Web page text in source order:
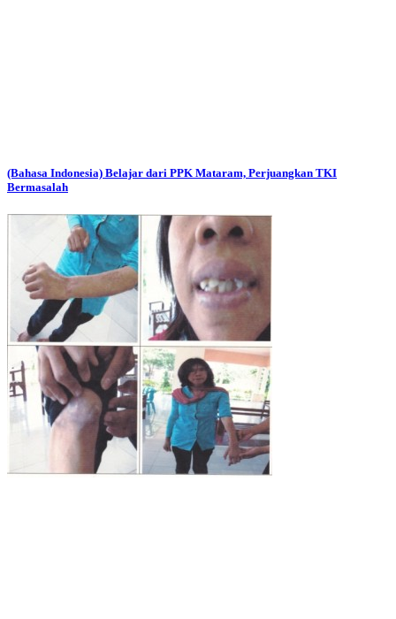
(Bahasa Indonesia) Belajar dari PPK Mataram, Perjuangkan TKI
Bermasalah